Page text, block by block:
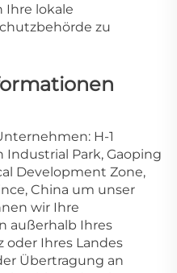
Ihre lokale
zu
H-1
Park, Gaoping
Development Zone,
China um unser
wir Ihre
außerhalb Ihres
oder Ihres Landes
Übertragung an